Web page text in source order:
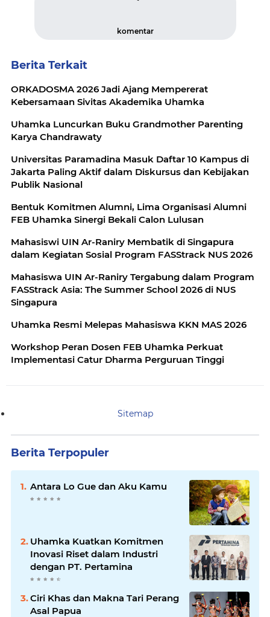
komentar
Berita Terkait
ORKADOSMA 2026 Jadi Ajang Mempererat
Kebersamaan Sivitas Akademika Uhamka
Uhamka Luncurkan Buku Grandmother Parenting
Karya Chandrawaty
Universitas Paramadina Masuk Daftar 10 Kampus di
Jakarta Paling Aktif dalam Diskursus dan Kebijakan
Publik Nasional
Bentuk Komitmen Alumni, Lima Organisasi Alumni
FEB Uhamka Sinergi Bekali Calon Lulusan
Mahasiswi UIN Ar-Raniry Membatik di Singapura
dalam Kegiatan Sosial Program FASStrack NUS 2026
Mahasiswa UIN Ar-Raniry Tergabung dalam Program
FASStrack Asia: The Summer School 2026 di NUS
Singapura
Uhamka Resmi Melepas Mahasiswa KKN MAS 2026
Workshop Peran Dosen FEB Uhamka Perkuat
Implementasi Catur Dharma Perguruan Tinggi
Sitemap
Berita Terpopuler
Antara Lo Gue dan Aku Kamu
Uhamka Kuatkan Komitmen
Inovasi Riset dalam Industri
dengan PT. Pertamina
Ciri Khas dan Makna Tari Perang
Asal Papua